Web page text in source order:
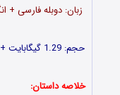
زبان: دوبله فارسی +
خلاصه داستان: